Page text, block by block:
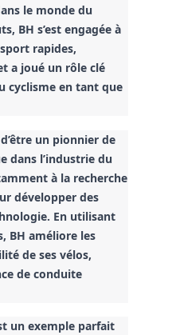
le monde du
BH s’est engagée à
rapides,
a joué un rôle clé
cyclisme en tant que
un pionnier de
dans l’industrie du
à la recherche
développer des
En utilisant
BH améliore les
de ses vélos,
de conduite
un exemple parfait